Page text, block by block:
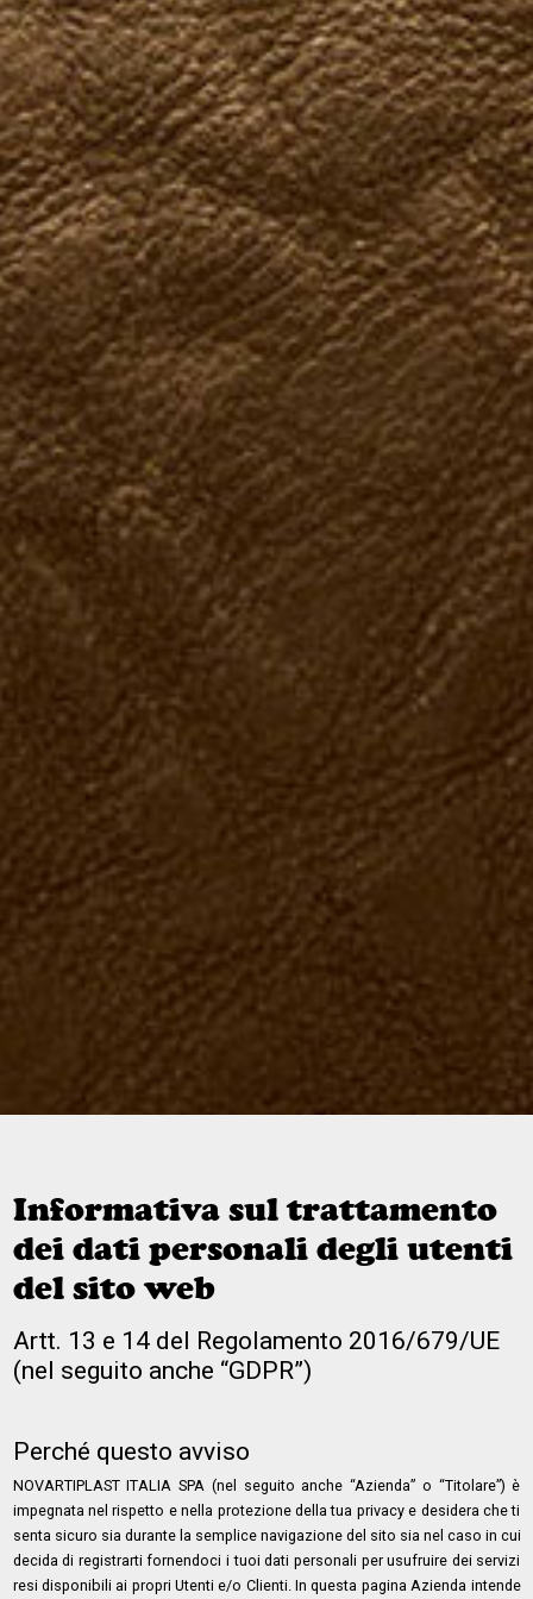
Informativa sul trattamento
dei dati personali degli utenti
del sito web
Artt. 13 e 14 del Regolamento 2016/679/UE
(nel seguito anche “GDPR”)
Perché questo avviso
NOVARTIPLAST ITALIA SPA (nel seguito anche “Azienda” o “Titolare”) è
impegnata nel rispetto e nella protezione della tua privacy e desidera che ti
senta sicuro sia durante la semplice navigazione del sito sia nel caso in cui
decida di registrarti fornendoci i tuoi dati personali per usufruire dei servizi
resi disponibili ai propri Utenti e/o Clienti. In questa pagina Azienda intende